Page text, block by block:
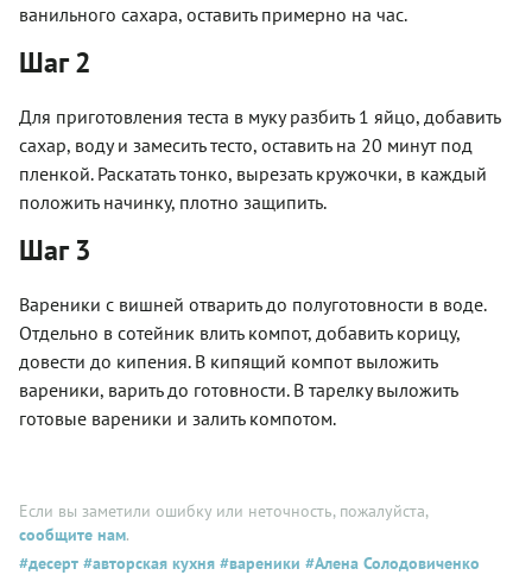
ванильного сахара, оставить примерно на час.
Шаг 2
Для приготовления теста в муку разбить 1 яйцо, добавить
сахар, воду и замесить тесто, оставить на 20 минут под
пленкой. Раскатать тонко, вырезать кружочки, в каждый
положить начинку, плотно защипить.
Шаг 3
Вареники с вишней отварить до полуготовности в воде.
Отдельно в сотейник влить компот, добавить корицу,
довести до кипения. В кипящий компот выложить
вареники, варить до готовности. В тарелку выложить
готовые вареники и залить компотом.
Если вы заметили ошибку или неточность, пожалуйста,
сообщите нам.
#десерт #авторская кухня #вареники #Алена Солодовиченко